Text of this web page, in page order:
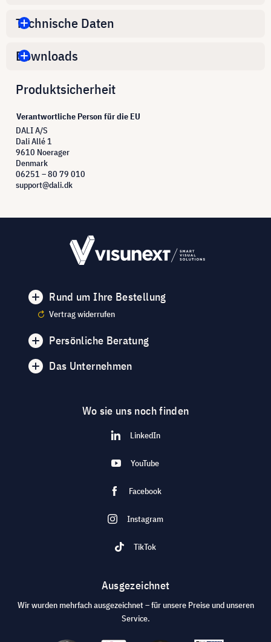
Technische Daten
Downloads
Produktsicherheit
Verantwortliche Person für die EU
DALI A/S
Dali Allé 1
9610 Noerager
Denmark
06251 – 80 79 010
support@dali.dk
Rund um Ihre Bestellung
Vertrag widerrufen
Persönliche Beratung
Das Unternehmen
Wo sie uns noch finden
LinkedIn
YouTube
Facebook
Instagram
TikTok
Ausgezeichnet
Wir wurden mehrfach ausgezeichnet – für unsere Preise und unseren
Service.